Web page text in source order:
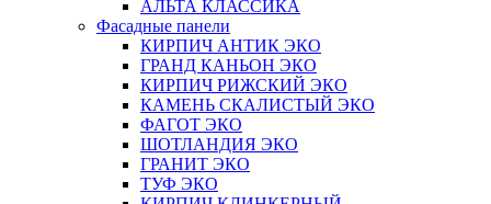
АЛЬТА КЛАССИКА
Фасадные панели
КИРПИЧ АНТИК ЭКО
ГРАНД КАНЬОН ЭКО
КИРПИЧ РИЖСКИЙ ЭКО
КАМЕНЬ СКАЛИСТЫЙ ЭКО
ФАГОТ ЭКО
ШОТЛАНДИЯ ЭКО
ГРАНИТ ЭКО
ТУФ ЭКО